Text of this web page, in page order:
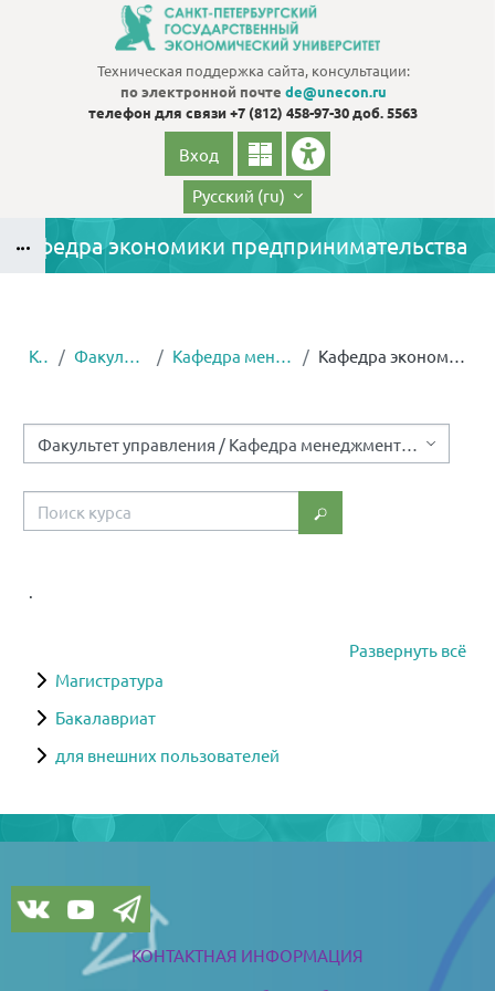
Перейти к основному содержанию
Техническая поддержка сайта, консультации:
по электронной почте de@unecon.ru
телефон для связи+7 (812) 458-97-30 доб. 5563
Вход
Русский ‎(ru)‎
Кафедра экономики предпринимательства
Курсы Факультет управления Кафедра менеджмента и инноваций Кафедра экономики предпринимательства
Категории курсов
Поиск курса
Поиск курса
Развернуть всё
Магистратура
Бакалавриат
для внешних пользователей
Блоки
КОНТАКТНАЯ ИНФОРМАЦИЯ